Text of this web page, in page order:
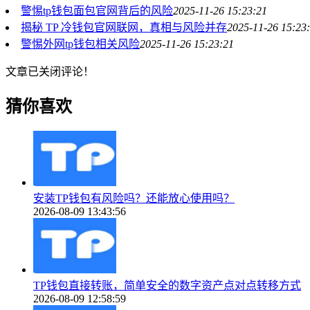
警惕tp钱包面包官网背后的风险2025-11-26 15:23:21
揭秘 TP 冷钱包官网联网，真相与风险并存2025-11-26
警惕外网tp钱包相关风险2025-11-26 15:23:21
文章已关闭评论！
猜你喜欢
安装TP钱包有风险吗？还能放心使用吗？
2026-08-09 13:43:56
TP钱包直接转账，简单安全的数字资产点对点转移方式
2026-08-09 12:58:59